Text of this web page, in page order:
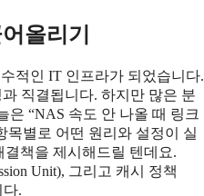
올리기
적인 IT 인프라가 되었습니다.
직결됩니다. 하지만 많은 분
은 “NAS 속도 안 나올 때 링크
목별로 어떤 원리와 설정이 실
책을 제시해드릴 텐데요.
Unit), 그리고 캐시 정책
다.